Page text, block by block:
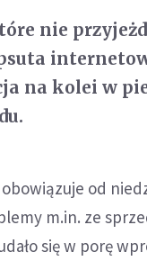
nie
na kolei w
od
m.in. ze
się w porę